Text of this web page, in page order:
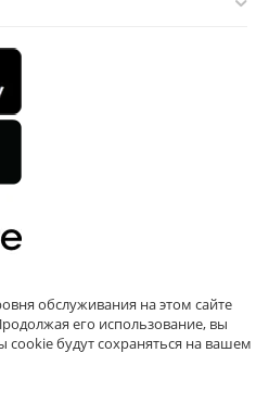
обслуживания на этом сайте
его использование, вы
cookie будут сохраняться на вашем